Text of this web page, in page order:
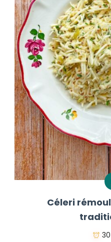
Céleri